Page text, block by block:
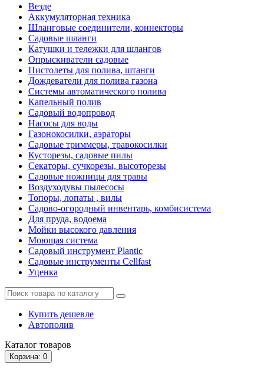
Везде
Аккумуляторная техника
Шланговые соединители, коннекторы
Садовые шланги
Катушки и тележки для шлангов
Опрыскиватели садовые
Пистолеты для полива, штанги
Дождеватели для полива газона
Системы автоматического полива
Капельный полив
Садовый водопровод
Насосы для воды
Газонокосилки, аэраторы
Садовые триммеры, травокосилки
Кусторезы, садовые пилы
Секаторы, сучкорезы, высоторезы
Садовые ножницы для травы
Воздуходувы пылесосы
Топоры, лопаты , вилы
Садово-огородный инвентарь, комбисистема
Для пруда, водоема
Мойки высокого давления
Моющая система
Садовый инструмент Plantic
Садовые инструменты Cellfast
Уценка
Купить дешевле
Автополив
Каталог товаров
Корзина: 0